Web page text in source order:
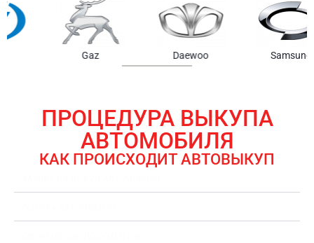
Chrysler
ПРОЦЕДУРА ВЫКУПА
АВТОМОБИЛЯ
КАК ПРОИСХОДИТ АВТОВЫКУП